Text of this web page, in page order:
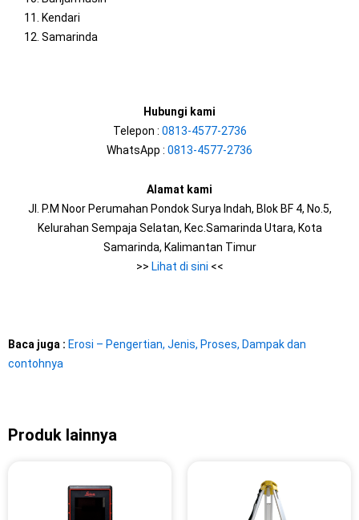
Kendari
Samarinda
Hubungi kami
Telepon : 0813-4577-2736
WhatsApp : 0813-4577-2736
Alamat kami
Jl. P.M Noor Perumahan Pondok Surya Indah, Blok BF 4, No.5,
Kelurahan Sempaja Selatan, Kec.Samarinda Utara, Kota
Samarinda, Kalimantan Timur
>> Lihat di sini <<
Baca juga : Erosi – Pengertian, Jenis, Proses, Dampak dan
contohnya
Produk lainnya